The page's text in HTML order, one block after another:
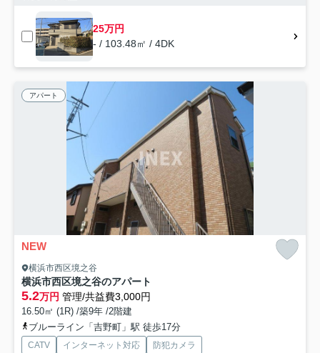
25万円
- / 103.48㎡ / 4DK
アパート
NEW
横浜市西区境之谷
横浜市西区境之谷のアパート
5.2万円 管理/共益費3,000円
16.50㎡ (1R) /築9年 /2階建
ブルーライン「吉野町」駅 徒歩17分
CATV インターネット対応 防犯カメラ